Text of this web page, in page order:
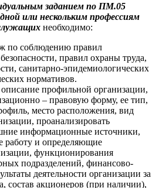
заданием по ПМ.05
или нескольким профессиям
необходимо:
по соблюдению правил
правил охраны труда,
санитарно-эпидемиологических
нормативов.
описание профильной организации,
– правовую форму, ее тип,
место расположения, вид
проанализировать
информационные источники,
работу и определяющие
функционирования
подразделений, финансово-
деятельности организации за
состав акционеров (при наличии),